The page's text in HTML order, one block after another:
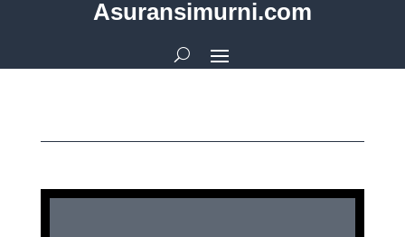
Asuransimurni.com